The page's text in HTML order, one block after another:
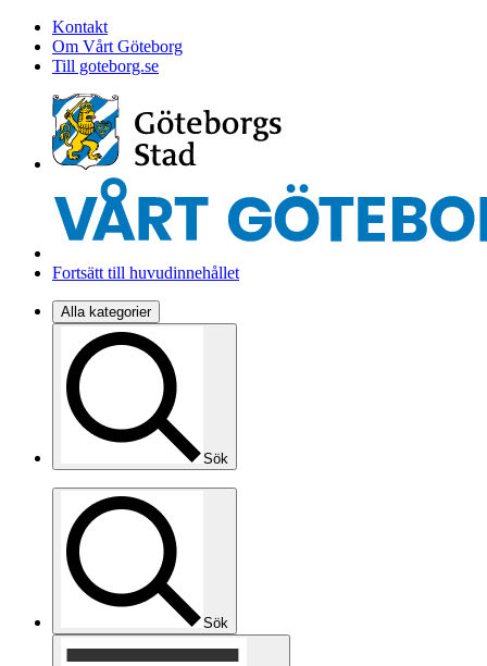
Kontakt
Om Vårt Göteborg
Till goteborg.se
Fortsätt till huvudinnehållet
Alla kategorier
Sök
Sök